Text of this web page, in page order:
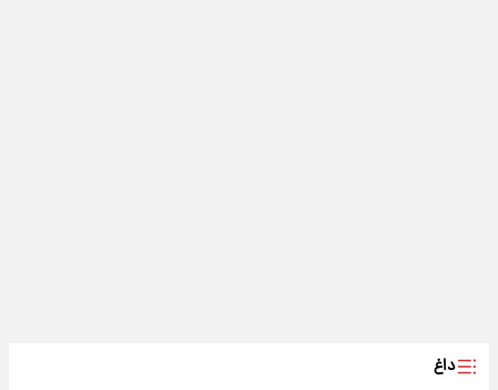
داغ